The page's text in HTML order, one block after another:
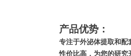
产品优势：
专注于外泌体提取和配
性价比高，为您的研究